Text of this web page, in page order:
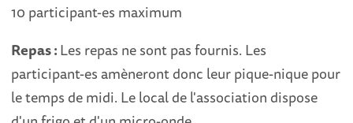
10 participant-es maximum
Repas :Les repas ne sont pas fournis. Les
participant-es amèneront donc leur pique-nique pour
le temps de midi. Le local de l'association dispose